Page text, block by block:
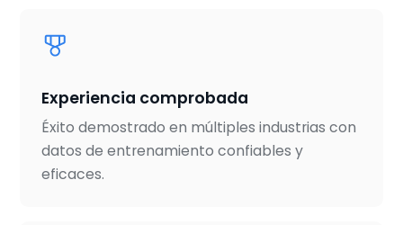
Experiencia comprobada
Éxito demostrado en múltiples industrias con
datos de entrenamiento confiables y
eficaces.